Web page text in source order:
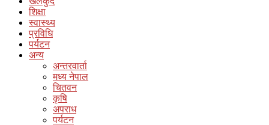
शिक्षा
स्वास्थ्य
प्रविधि
पर्यटन
अन्य
अन्तरवार्ता
मध्य नेपाल
चितवन
कृषि
अपराध
पर्यटन